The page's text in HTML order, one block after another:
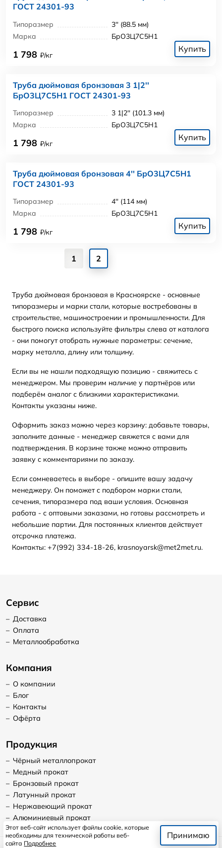
ГОСТ 24301-93
Типоразмер
3'' (88.5 мм)
Марка
БрО3Ц7С5Н1
1 798 ₽/кг
Купить
Труба дюймовая бронзовая 3 1|2''
БрО3Ц7С5Н1 ГОСТ 24301-93
Типоразмер
3 1|2'' (101.3 мм)
Марка
БрО3Ц7С5Н1
1 798 ₽/кг
Купить
Труба дюймовая бронзовая 4'' БрО3Ц7С5Н1
ГОСТ 24301-93
Типоразмер
4'' (114 мм)
Марка
БрО3Ц7С5Н1
1 798 ₽/кг
Купить
1 2
Труба дюймовая бронзовая в Красноярске - основные
типоразмеры и марки стали, которые востребованы в
строительстве, машиностроении и промышленности. Для
быстрого поиска используйте фильтры слева от каталога
- они помогут отобрать нужные параметры: сечение,
марку металла, длину или толщину.
Если вы не нашли подходящую позицию - свяжитесь с
менеджером. Мы проверим наличие у партнёров или
подберём аналог с близкими характеристиками.
Контакты указаны ниже.
Оформить заказ можно через корзину: добавьте товары,
заполните данные - менеджер свяжется с вами для
подтверждения. В корзине также можно отправить
заявку с комментариями по заказу.
Если сомневаетесь в выборе - опишите вашу задачу
менеджеру. Он поможет с подбором марки стали,
сечения, типоразмера под ваши условия. Основная
работа - с оптовыми заказами, но готовы рассмотреть и
небольшие партии. Для постоянных клиентов действует
отсрочка платежа.
Контакты: +7(992) 334-18-26, krasnoyarsk@met2met.ru.
Сервис
– Доставка
– Оплата
– Металлообработка
Компания
– О компании
– Блог
– Контакты
– Офёрта
Продукция
– Чёрный металлопрокат
– Медный прокат
– Бронзовый прокат
– Латунный прокат
– Нержавеющий прокат
– Алюминиевый прокат
Этот веб-сайт использует файлы cookie, которые
необходимы для технической работы веб-
сайта Подробнее
Принимаю